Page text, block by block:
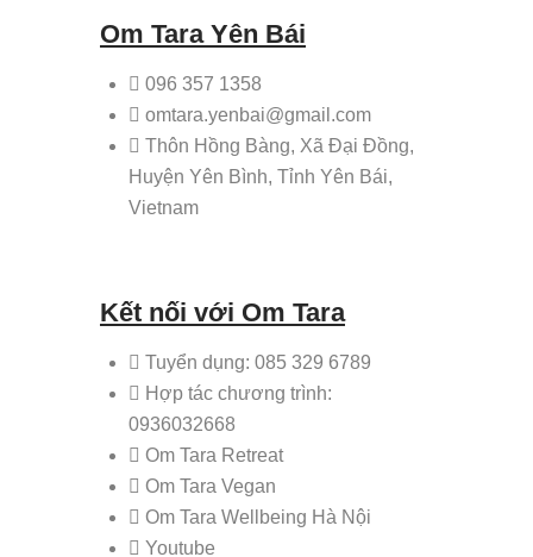
Om Tara Yên Bái
096 357 1358
omtara.yenbai@gmail.com
Thôn Hồng Bàng, Xã Đại Đồng,
Huyện Yên Bình, Tỉnh Yên Bái,
Vietnam
Kết nối với Om Tara
Tuyển dụng: 085 329 6789
Hợp tác chương trình:
0936032668
Om Tara Retreat
Om Tara Vegan
Om Tara Wellbeing Hà Nội
Youtube